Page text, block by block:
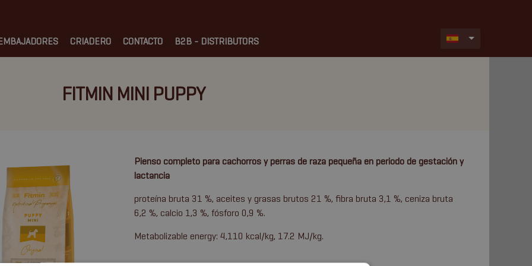
CRIADERO CONTACTO B2B - DISTRIBUTORS
FITMIN MINI PUPPY
Pienso completo para cachorros y perras de raza pequeña en periodo de gestación y
lactancia
proteína bruta 31 %, aceites y grasas brutos 21 %, fibra bruta 3,1 %, ceniza bruta
6,2 %, calcio 1,3 %, fósforo 0,9 %.
Metabolizable energy: 4,110 kcal/kg, 17.2 MJ/kg.